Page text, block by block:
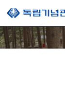
본문 바로가기